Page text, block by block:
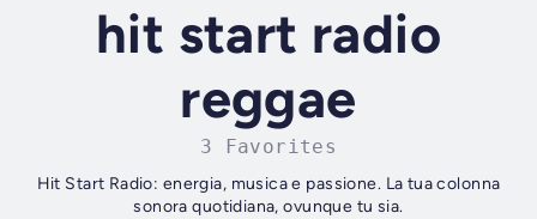
hit start radio
reggae
3 Favorites
Hit Start Radio: energia, musica e passione. La tua colonna
sonora quotidiana, ovunque tu sia.